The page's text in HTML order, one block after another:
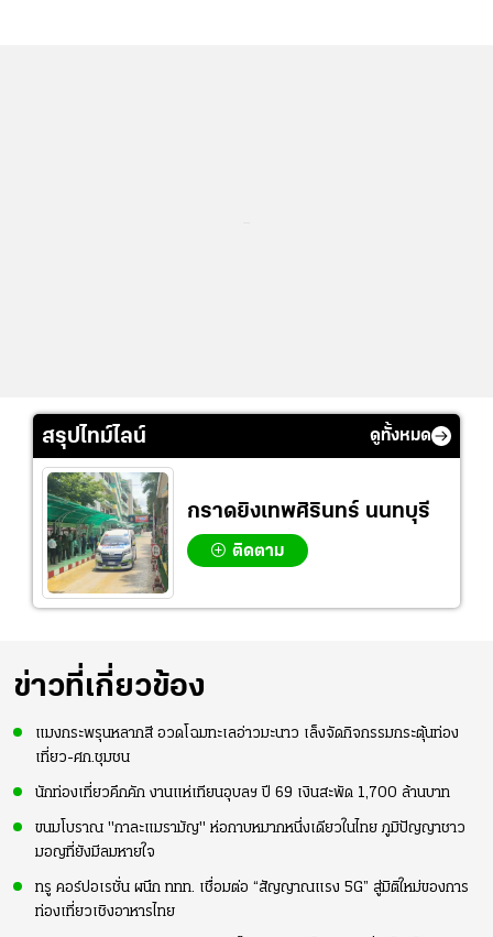
สรุปไทม์ไลน์ ดูทั้งหมด
กราดยิงเทพศิรินทร์ นนทบุรี
ติดตาม
ข่าวที่เกี่ยวข้อง
แมงกระพรุนหลากสี อวดโฉมทะเลอ่าวมะนาว เล็งจัดกิจกรรมกระตุ้นท่อง
เที่ยว-ศก.ชุมชน
นักท่องเที่ยวคึกคัก งานแห่เทียนอุบลฯ ปี 69 เงินสะพัด 1,700 ล้านบาท
ขนมโบราณ "กาละแมรามัญ" ห่อกาบหมากหนึ่งเดียวในไทย ภูมิปัญญาชาว
มอญที่ยังมีลมหายใจ
ทรู คอร์ปอเรชั่น ผนึก ททท. เชื่อมต่อ “สัญญาณแรง 5G” สู่มิติใหม่ของการ
ท่องเที่ยวเชิงอาหารไทย